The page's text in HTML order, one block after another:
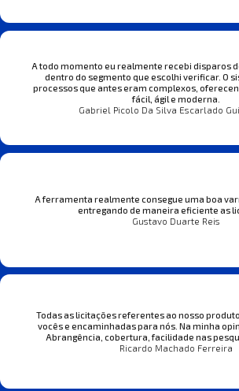
A todo momento eu realmente recebi disparos
dentro do segmento que escolhi verificar. O
processos que antes eram complexos,
fácil, ágil e moderna.
Gabriel Picolo Da Silva Escarlado
A ferramenta realmente consegue uma boa
entregando de maneira eficiente as
Gustavo Duarte Reis
Todas as licitações referentes ao nosso
vocês e encaminhadas para nós. Na minha
Abrangência, cobertura, facilidade nas
Ricardo Machado Ferreira